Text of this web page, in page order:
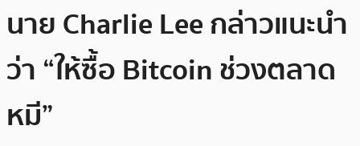
นาย Charlie Lee กล่าวแนะนำ
ว่า “ให้ซื้อ Bitcoin ช่วงตลาด
หมี”